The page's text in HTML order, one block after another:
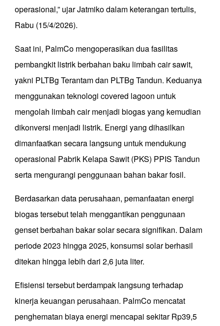
operasional,” ujar Jatmiko dalam keterangan tertulis,
Rabu (15/4/2026).
Saat ini, PalmCo mengoperasikan dua fasilitas
pembangkit listrik berbahan baku limbah cair sawit,
yakni PLTBg Terantam dan PLTBg Tandun. Keduanya
menggunakan teknologi covered lagoon untuk
mengolah limbah cair menjadi biogas yang kemudian
dikonversi menjadi listrik. Energi yang dihasilkan
dimanfaatkan secara langsung untuk mendukung
operasional Pabrik Kelapa Sawit (PKS) PPIS Tandun
serta mengurangi penggunaan bahan bakar fosil.
Berdasarkan data perusahaan, pemanfaatan energi
biogas tersebut telah menggantikan penggunaan
genset berbahan bakar solar secara signifikan. Dalam
periode 2023 hingga 2025, konsumsi solar berhasil
ditekan hingga lebih dari 2,6 juta liter.
Efisiensi tersebut berdampak langsung terhadap
kinerja keuangan perusahaan. PalmCo mencatat
penghematan biaya energi mencapai sekitar Rp39,5